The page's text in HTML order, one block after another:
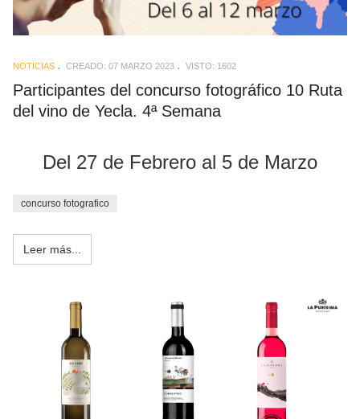
NOTICIAS CREADO: 07 MARZO 2023 VISTO: 1602
Participantes del concurso fotográfico 10 Ruta
del vino de Yecla. 4ª Semana
Del 27 de Febrero al 5 de Marzo
concurso fotografico
Leer más...